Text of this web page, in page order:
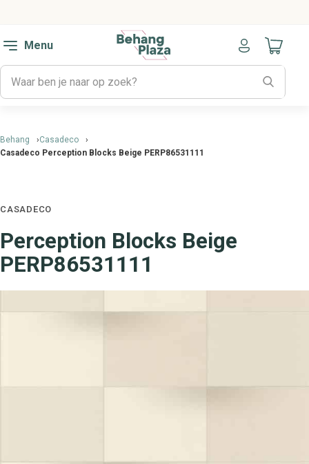
Menu
Naar
Behang
Casadeco
Casadeco Perception Blocks Beige PERP86531111
CASADECO
Perception Blocks Beige
PERP86531111